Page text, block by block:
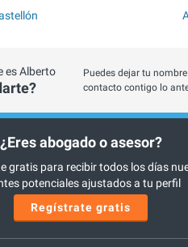
es Alberto
Puedes dejar tu
contacto contigo lo
¿Eres abogado o asesor?
gratis para recibir todos los días
potenciales ajustados a tu perfil
Regístrate gratis